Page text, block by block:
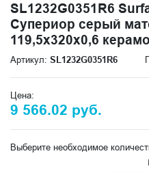
SL1232G0351R6
Супериор серый
119,5x320x0,6
Артикул: SL1232G0351R6
Цена:
9 566.02 руб.
Выберите необходимое